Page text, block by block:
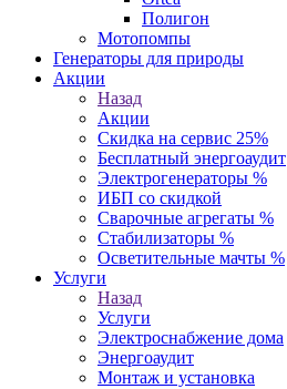
Полигон
Мотопомпы
Генераторы для природы
Акции
Назад
Акции
Скидка на сервис 25%
Бесплатный энергоаудит
Электрогенераторы %
ИБП со скидкой
Сварочные агрегаты %
Стабилизаторы %
Осветительные мачты %
Услуги
Назад
Услуги
Электроснабжение дома
Энергоаудит
Монтаж и установка